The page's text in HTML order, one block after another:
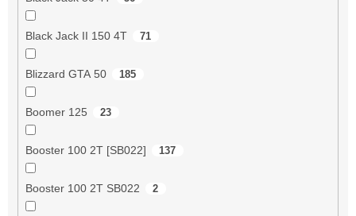
Black Jack II 150 4T 71
Blizzard GTA 50 185
Boomer 125 23
Booster 100 2T [SB022] 137
Booster 100 2T SB022 2